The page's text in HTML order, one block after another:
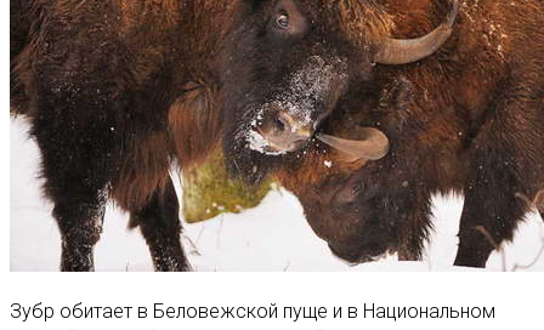
Зубр обитает в Беловежской пуще и в Национальном